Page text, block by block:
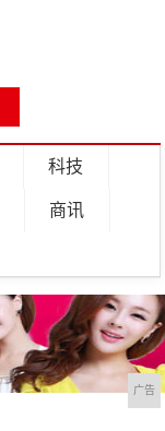
科技
商讯
广告